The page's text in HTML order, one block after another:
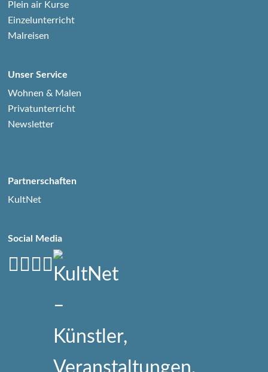
Plein air Kurse
Einzelunterricht
Malreisen
Unser Service
Wohnen & Malen
Privatunterricht
Newsletter
Partnerschaften
KultNet
Social Media